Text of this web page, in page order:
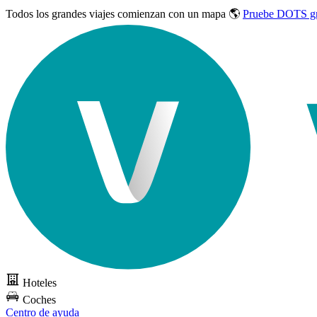
Todos los grandes viajes comienzan con un mapa 🌎 Pruebe DOTS
Hoteles
Coches
Centro de ayuda